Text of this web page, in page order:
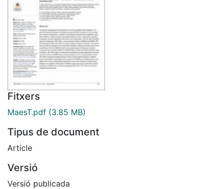
Fitxers
MaesT.pdf (3.85 MB)
Tipus de document
Article
Versió
Versió publicada